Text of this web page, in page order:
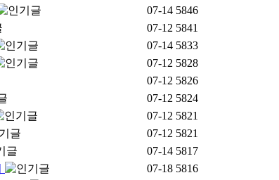
07-14 5846
07-12 5841
07-14 5833
07-12 5828
07-12 5826
07-12 5824
07-12 5821
07-12 5821
07-14 5817
07-18 5816